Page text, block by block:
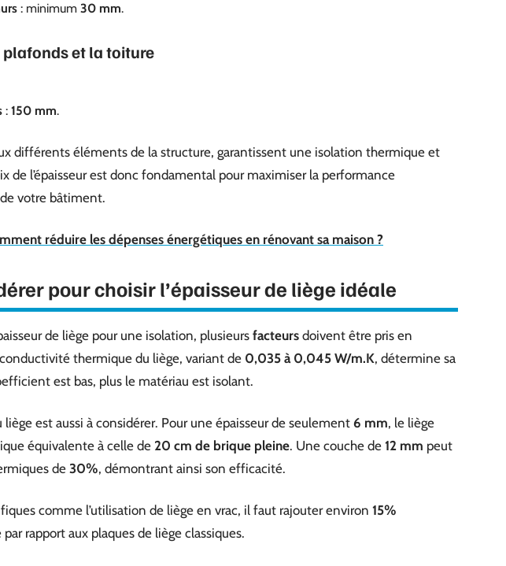
: minimum 30 mm.
et la toiture
: 150 mm.
différents éléments de la structure, garantissent une isolation thermique et
de l’épaisseur est donc fondamental pour maximiser la performance
votre bâtiment.
réduire les dépenses énergétiques en rénovant sa maison ?
pour choisir l’épaisseur de liège idéale
de liège pour une isolation, plusieurs facteurs doivent être pris en
thermique du liège, variant de 0,035 à 0,045 W/m.K, détermine sa
est bas, plus le matériau est isolant.
est aussi à considérer. Pour une épaisseur de seulement 6 mm, le liège
équivalente à celle de 20 cm de brique pleine. Une couche de 12 mm peut
de 30%, démontrant ainsi son efficacité.
comme l’utilisation de liège en vrac, il faut rajouter environ 15%
rapport aux plaques de liège classiques.